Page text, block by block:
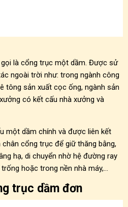
là cổng trục một dầm. Được sử
ngoài trời như: trong ngành công
tông sản xuất cọc ống, ngành sản
có kết cấu nhà xưởng và
một dầm chính và được liên kết
cổng trục để giữ thăng bằng,
hạ, di chuyển nhờ hệ đường ray
hoặc trong nền nhà máy,…
trục dầm đơn